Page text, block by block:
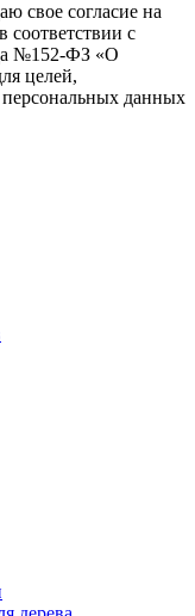
свое согласие на
соответствии с
№152-ФЗ «О
целей,
данных